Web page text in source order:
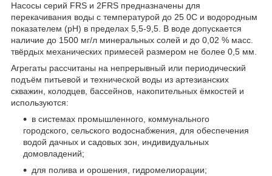
Насосы серий FRS и 2FRS предназначены для
перекачивания воды с температурой до 25 0С и водородным
показателем (рН) в пределах 5,5-9,5. В воде допускается
наличие до 1500 мг/л минеральных солей и до 0,02 % масс.
твёрдых механических примесей размером не более 0,5 мм.
Агрегаты рассчитаны на непрерывный или периодический
подъём питьевой и технической воды из артезианских
скважин, колодцев, бассейнов, накопительных ёмкостей и
используются:
в системах промышленного, коммунального
городского, сельского водоснабжения, для обеспечения
водой дачных и садовых зон, индивидуальных
домовладений;
для полива и орошения, гидромелиорации;